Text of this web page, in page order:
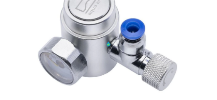
KRMIVÁ A VITAMÍNY
DEKORÁCIE